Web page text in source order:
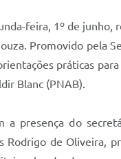
feira, 1º de junho,
Promovido pela
práticas
Blanc (PNAB).
a presença do
Rodrigo de Oliveira,